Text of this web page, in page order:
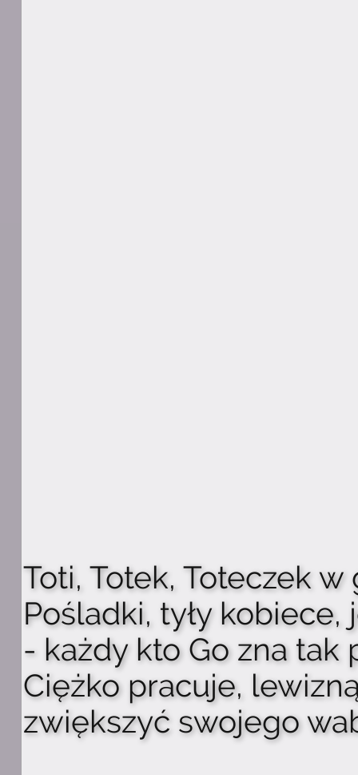
Toti, Totek, Toteczek
Pośladki, tyły kobiece,
- każdy kto Go zna tak
Ciężko pracuje,
zwiększyć swojego